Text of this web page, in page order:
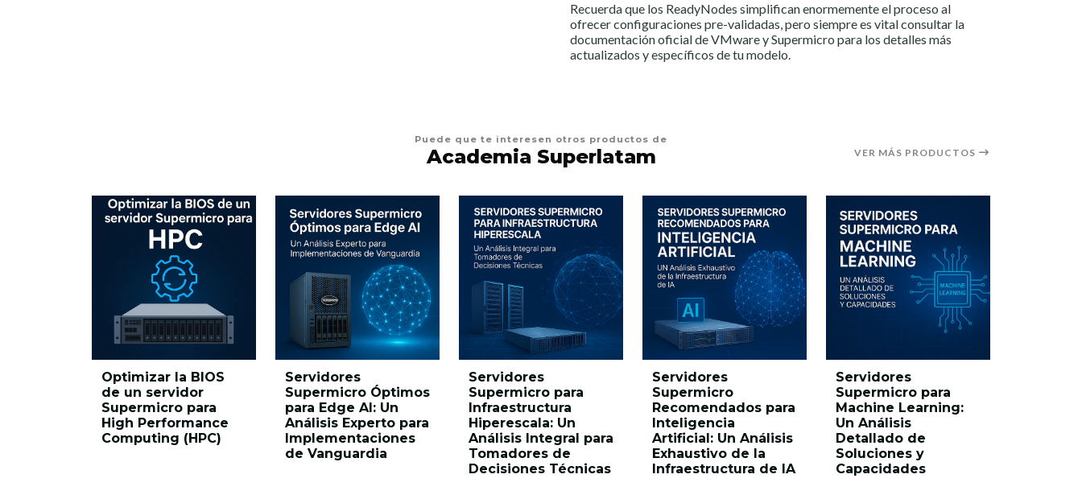
Recuerda que los ReadyNodes simplifican enormemente el proceso al
ofrecer configuraciones pre-validadas, pero siempre es vital consultar la
documentación oficial de VMware y Supermicro para los detalles más
actualizados y específicos de tu modelo.
Puede que te interesen otros productos de
Academia Superlatam VER MÁS PRODUCTOS
Optimizar la BIOS
de un servidor
Supermicro para
High Performance
Computing (HPC)
Servidores
Supermicro Óptimos
para Edge AI: Un
Análisis Experto para
Implementaciones
de Vanguardia
Servidores
Supermicro para
Infraestructura
Hiperescala: Un
Análisis Integral para
Tomadores de
Decisiones Técnicas
Servidores
Supermicro
Recomendados para
Inteligencia
Artificial: Un Análisis
Exhaustivo de la
Infraestructura de IA
Servidores
Supermicro para
Machine Learning:
Un Análisis
Detallado de
Soluciones y
Capacidades